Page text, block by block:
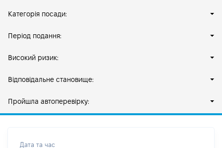
Категорія посади:
Період подання:
Високий ризик:
Відповідальне становище:
Пройшла автоперевірку:
Дата та час